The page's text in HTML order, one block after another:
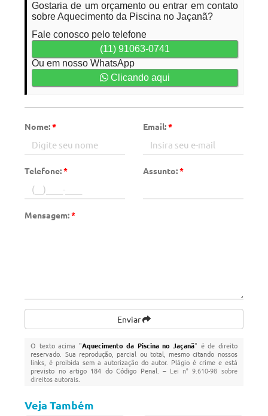
Gostaria de um orçamento ou entrar em contato
sobre Aquecimento da Piscina no Jaçanã?
Fale conosco pelo telefone
(11) 91063-0741
Ou em nosso WhatsApp
Clicando aqui
Nome:* Email:*
Telefone:* Assunto:*
Mensagem:*
Enviar
O texto acima "Aquecimento da Piscina no Jaçanã" é de direito
reservado. Sua reprodução, parcial ou total, mesmo citando nossos
links, é proibida sem a autorização do autor. Plágio é crime e está
previsto no artigo 184 do Código Penal. – Lei n° 9.610-98 sobre
direitos autorais
Veja Também